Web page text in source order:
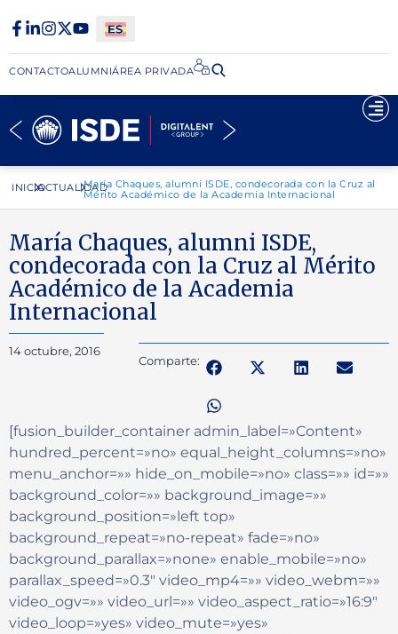
CONTACTOALUMNIÁREA PRIVADA​
INICIOACTUALIDADMaría Chaques, alumni ISDE, condecorada con la Cruz al
Mérito Académico de la Academia Internacional
María Chaques, alumni ISDE,
condecorada con la Cruz al Mérito
Académico de la Academia
Internacional
14 octubre, 2016
Comparte:
[fusion_builder_container admin_label=»Content»
hundred_percent=»no» equal_height_columns=»no»
menu_anchor=»» hide_on_mobile=»no» class=»» id=»»
background_color=»» background_image=»»
background_position=»left top»
background_repeat=»no-repeat» fade=»no»
background_parallax=»none» enable_mobile=»no»
parallax_speed=»0.3″ video_mp4=»» video_webm=»»
video_ogv=»» video_url=»» video_aspect_ratio=»16:9″
video_loop=»yes» video_mute=»yes»